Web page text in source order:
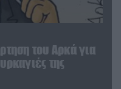
του Αρκά για
της